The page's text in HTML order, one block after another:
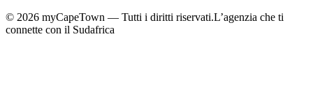
© 2026 myCapeTown — Tutti i diritti riservati.L’agenzia che ti
connette con il Sudafrica